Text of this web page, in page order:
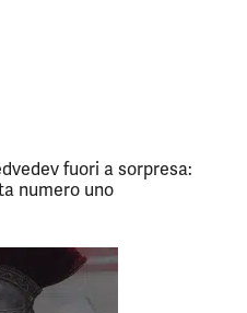
fuori a sorpresa:
numero uno